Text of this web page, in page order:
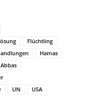
Flüchtling
Hamas
UN USA